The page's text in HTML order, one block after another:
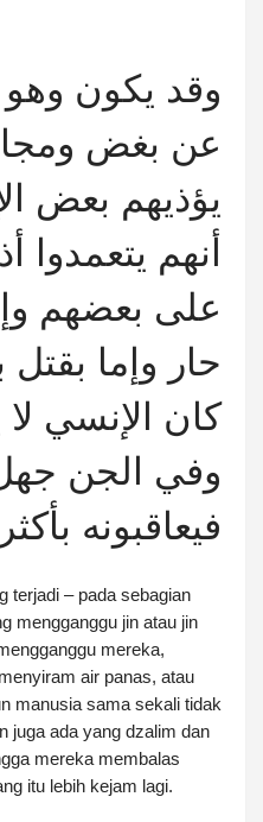
وقد يكون وهو
عن بغض
يؤذيهم بعض
أنهم يتعمدوا
على بعضهم
حار وإما
كان الإنسي
وفي الجن
فيعاقبونه
terjadi – pada sebagian
mengganggu jin atau jin
mereka,
air panas, atau
manusia sama sekali tidak
juga ada yang dzalim dan
mereka membalas
itu lebih kejam lagi.